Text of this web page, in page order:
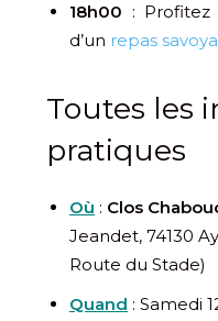
18h00 : Profitez
d’un repas
Toutes les
pratiques
Où : Clos
Jeandet, 74130
Route du Stade)
Quand : Samedi